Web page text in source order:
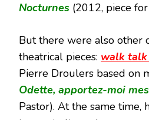
Nocturnes (2012, piece
But there were also other
theatrical pieces: walk
Pierre Droulers based on
Odette, apportez-moi
Pastor). At the same time,